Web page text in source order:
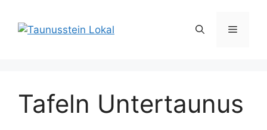
Inhalt
springen
Menü
Tafeln Untertaunus